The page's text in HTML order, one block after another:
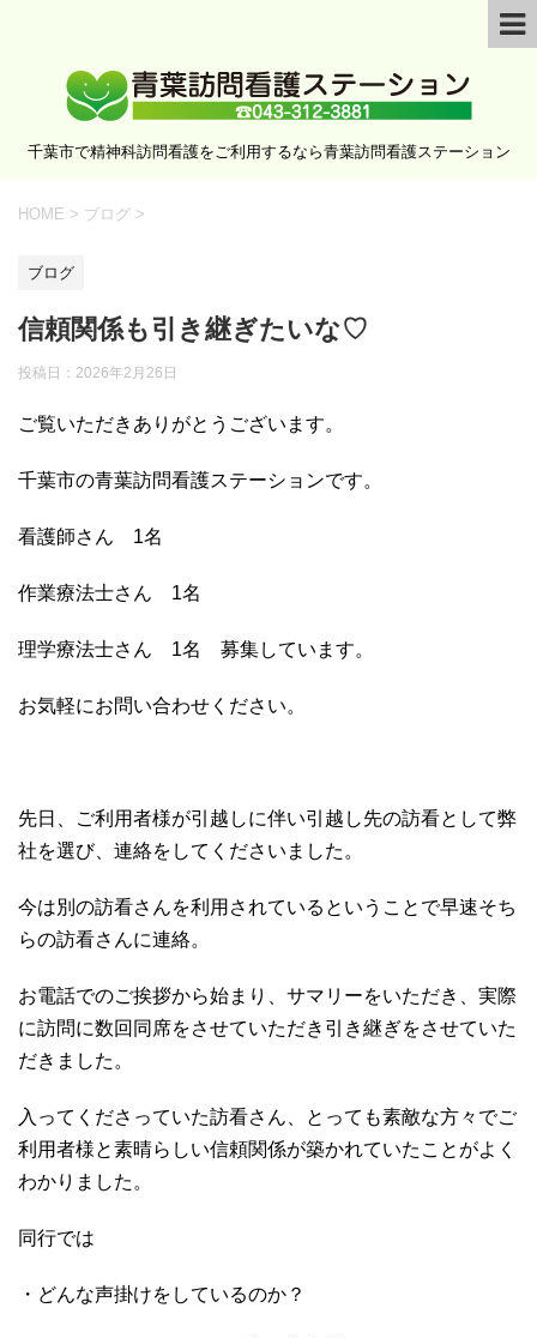
千葉市で精神科訪問看護をご利用するなら青葉訪問看護ステーション
HOME > ブログ >
ブログ
信頼関係も引き継ぎたいな♡
投稿日： 2026年2月26日
ご覧いただきありがとうございます。
千葉市の青葉訪問看護ステーションです。
看護師さん 1名
作業療法士さん 1名
理学療法士さん 1名 募集しています。
お気軽にお問い合わせください。
先日、ご利用者様が引越しに伴い引越し先の訪看として弊
社を選び、連絡をしてくださいました。
今は別の訪看さんを利用されているということで早速そち
らの訪看さんに連絡。
お電話でのご挨拶から始まり、サマリーをいただき、実際
に訪問に数回同席をさせていただき引き継ぎをさせていた
だきました。
入ってくださっていた訪看さん、とっても素敵な方々でご
利用者様と素晴らしい信頼関係が築かれていたことがよく
わかりました。
同行では
・どんな声掛けをしているのか？